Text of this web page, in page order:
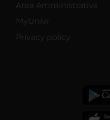
Area Amministrativa
MyUnivr
Privacy policy